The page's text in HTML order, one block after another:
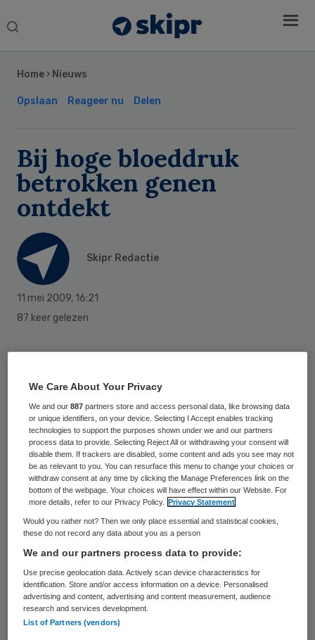
Search
Home › Nieuws
Opslaan Reageer nu Delen
Bij hoge bloeddruk
betrokken genen
ontdekt
Skipr Redactie
11 mei 2009, 16:21
87 keer gelezen
kan zijn, was al langer bekend.
Onderzoekers van onder meer het Erasmus
Medisch Centrum en het Universitair
Medisch Centrum Utrecht hebben ontdekt
welke genen precies een rol spelen. Dit
hebben de ziekenhuizen maandag bekend
gemaakt.
Publicatie in Nature Genetics
De onderzoekers werkten samen met een
internationaal team van wetenschappers. In
het vooraanstaande wetenschappelijke
Sidebar
We Care About Your Privacy
We and our887 partners store and access personal data, like browsing data
or unique identifiers, on your device. Selecting I Accept enables tracking
technologies to support the purposes shown under we and our partners
process data to provide. Selecting Reject All or withdrawing your consent will
disable them. If trackers are disabled, some content and ads you see may not
be as relevant to you. You can resurface this menu to change your choices or
withdraw consent at any time by clicking the Manage Preferences link on the
bottom of the webpage. Your choices will have effect within our Website. For
more details, refer to our Privacy Policy.
Privacy Statement
Would you rather not? Then we only place essential and statistical cookies,
these do not record any data about you as a person
We and our partners process data to provide:
Use precise geolocation data. Actively scan device characteristics for
identification. Store and/or access information on a device. Personalised
advertising and content, advertising and content measurement, audience
research and services development.
List of Partners (vendors)